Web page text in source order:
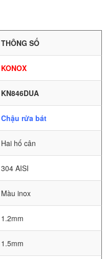
THÔNG SỐ
KONOX
KN846DUA
Chậu rửa bát
Hai hố cân
304 AISI
Màu inox
1.2mm
1.5mm